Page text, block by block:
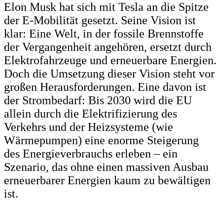
Elon Musk hat sich mit Tesla an die Spitze
der E-Mobilität gesetzt. Seine Vision ist
klar: Eine Welt, in der fossile Brennstoffe
der Vergangenheit angehören, ersetzt durch
Elektrofahrzeuge und erneuerbare Energien.
Doch die Umsetzung dieser Vision steht vor
großen Herausforderungen. Eine davon ist
der Strombedarf: Bis 2030 wird die EU
allein durch die Elektrifizierung des
Verkehrs und der Heizsysteme (wie
Wärmepumpen) eine enorme Steigerung
des Energieverbrauchs erleben – ein
Szenario, das ohne einen massiven Ausbau
erneuerbarer Energien kaum zu bewältigen
ist.